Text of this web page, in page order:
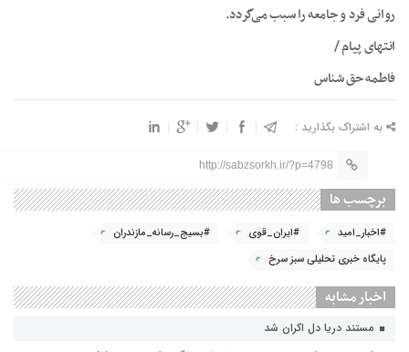
روانی فرد و جامعه را سبب می‌گردد.
انتهای پیام /
فاطمه حق شناس
به اشتراک بگذارید :
http://sabzsorkh.ir/?p=4798
برچسب ها
#اخبار_امید #ایران_قوی
#بسیج_رسانه_مازندران
پایگاه خبری تحلیلی سبز سرخ
اخبار مشابه
مستند دریا دل اکران شد